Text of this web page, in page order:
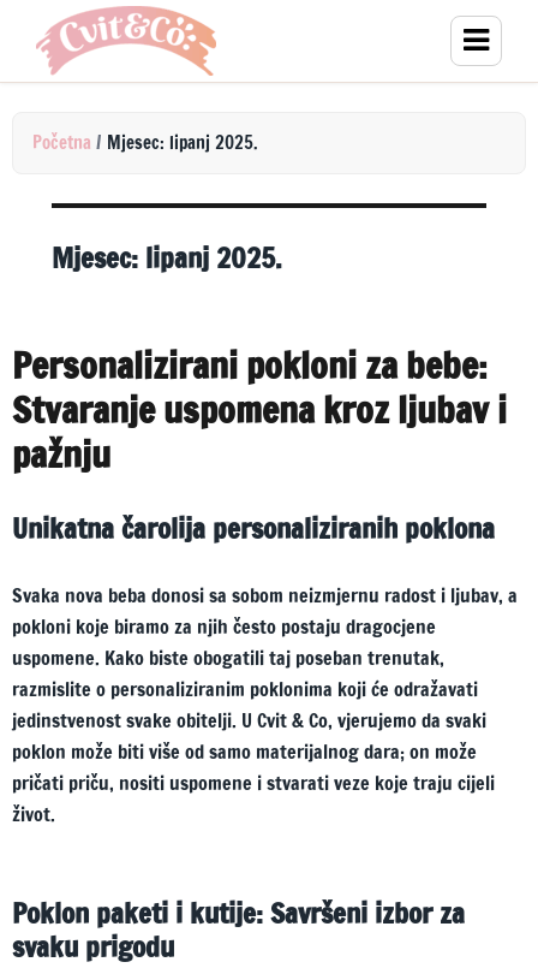
Početna / Mjesec: lipanj 2025.
Mjesec: lipanj 2025.
Personalizirani pokloni za bebe:
Stvaranje uspomena kroz ljubav i
pažnju
Unikatna čarolija personaliziranih poklona
Svaka nova beba donosi sa sobom neizmjernu radost i ljubav, a
pokloni koje biramo za njih često postaju dragocjene
uspomene. Kako biste obogatili taj poseban trenutak,
razmislite o personaliziranim poklonima koji će odražavati
jedinstvenost svake obitelji. U Cvit & Co, vjerujemo da svaki
poklon može biti više od samo materijalnog dara; on može
pričati priču, nositi uspomene i stvarati veze koje traju cijeli
život.
Poklon paketi i kutije: Savršeni izbor za
svaku prigodu